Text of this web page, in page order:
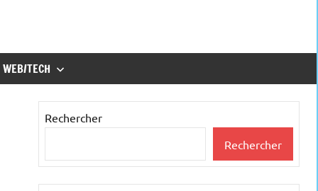
WEB/TECH
Rechercher
Rechercher